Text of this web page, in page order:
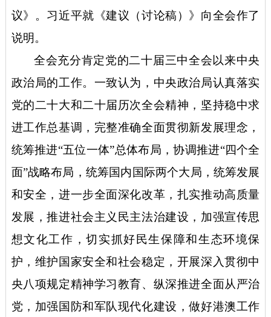
议》。习近平就《建议（讨论稿）》向全会作了
说明。
全会充分肯定党的二十届三中全会以来中央
政治局的工作。一致认为，中央政治局认真落实
党的二十大和二十届历次全会精神，坚持稳中求
进工作总基调，完整准确全面贯彻新发展理念，
统筹推进“五位一体”总体布局，协调推进“四个全
面”战略布局，统筹国内国际两个大局，统筹发展
和安全，进一步全面深化改革，扎实推动高质量
发展，推进社会主义民主法治建设，加强宣传思
想文化工作，切实抓好民生保障和生态环境保
护，维护国家安全和社会稳定，开展深入贯彻中
央八项规定精神学习教育、纵深推进全面从严治
党，加强国防和军队现代化建设，做好港澳工作